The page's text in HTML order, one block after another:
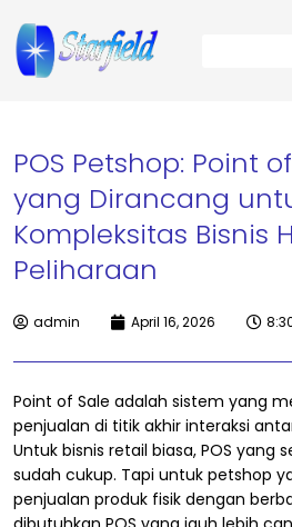
POS Petshop: Point
yang Dirancang
Kompleksitas Bisnis
Peliharaan
admin April 16, 2026
Point of Sale adalah sistem yang
penjualan di titik akhir interaksi
Untuk bisnis retail biasa, POS yang
sudah cukup. Tapi untuk petshop
penjualan produk fisik dengan